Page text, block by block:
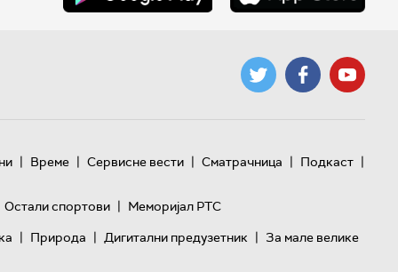
| Време | Сервисне вести | Сматрачница | Подкаст |
Остали спортови | Меморијал РТС
| Природа | Дигитални предузетник | За мале велике